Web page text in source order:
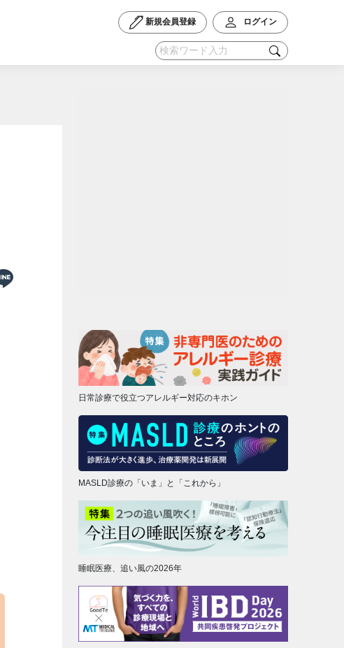
新規会員登録 ログイン
日常診療で役立つアレルギー対応のキホン
MASLD診療の「いま」と「これから」
睡眠医療、追い風の2026年